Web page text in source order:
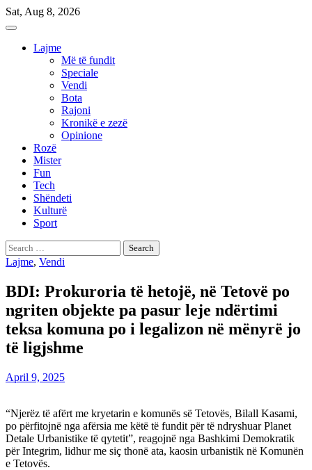
Skip
to
Sat, Aug 8, 2026
Lajme
Më të fundit
Speciale
Vendi
Bota
Rajoni
Kronikë e zezë
Opinione
Rozë
Mister
Fun
Tech
Shëndeti
Kulturë
Sport
Search
for:
Lajme, Vendi
BDI: Prokuroria të hetojë, në Tetovë po
ngriten objekte pa pasur leje ndërtimi
teksa komuna po i legalizon në mënyrë jo
të ligjshme
April 9, 2025
“Njerëz të afërt me kryetarin e komunës së Tetovës, Bilall Kasami,
po përfitojnë nga afërsia me këtë të fundit për të ndryshuar Planet
Detale Urbanistike të qytetit”, reagojnë nga Bashkimi Demokratik
për Integrim, lidhur me siç thonë ata, kaosin urbanistik në Komunën
e Tetovës.